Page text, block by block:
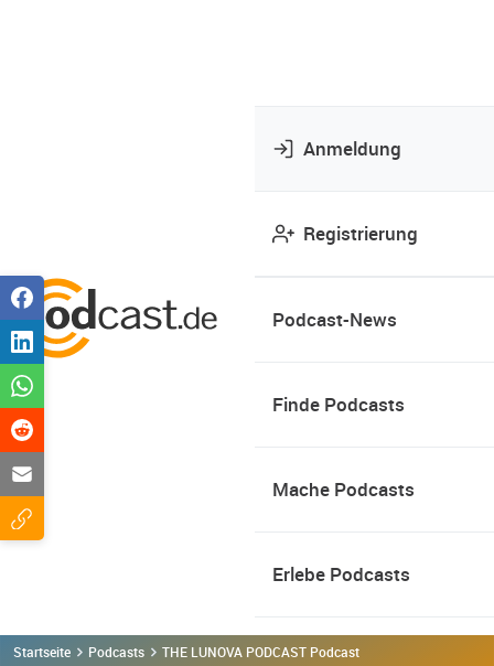
Anmeldung
Registrierung
Podcast-News
Finde Podcasts
Mache Podcasts
Erlebe Podcasts
Startseite Podcasts THE LUNOVA PODCAST Podcast